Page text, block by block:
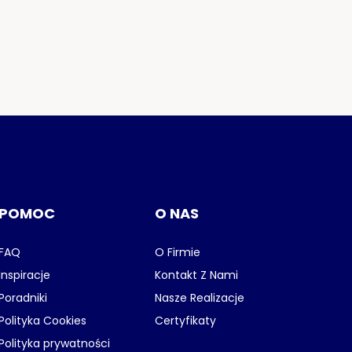
POMOC
Cookies
prywatności
O NAS
O Firmie
Kontakt Z Nami
Nasze Realizacje
Certyfikaty